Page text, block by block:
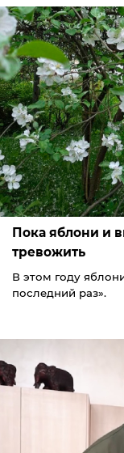
Пока яблони и
тревожить
В этом году
последний раз».